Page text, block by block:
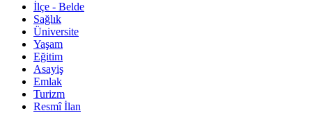
İlçe - Belde
Sağlık
Üniversite
Yaşam
Eğitim
Asayiş
Emlak
Turizm
Resmî İlan